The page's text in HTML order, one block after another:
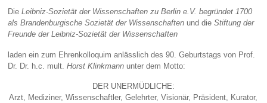
DieLeibniz-Sozietät der Wissenschaften zu Berlin e.V. begründet 1700
als Brandenburgische Sozietät der Wissenschaften und dieStiftung der
Freunde der Leibniz-Sozietät der Wissenschaften
laden ein zum Ehrenkolloquim anlässlich des 90. Geburtstags von Prof.
Dr. Dr. h.c. mult.Horst Klinkmann unter dem Motto:
DER UNERMÜDLICHE:
Arzt, Mediziner, Wissenschaftler, Gelehrter, Visionär, Präsident, Kurator,